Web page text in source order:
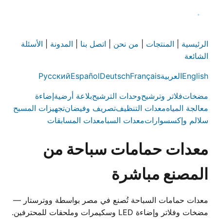
الرئيسية المنتجات من نحن اتصل بنا المدونة
الأسئلة
الشائعة
EnglishالعربيةFrançais
Deutsch
Español
Русский
مضخاتفلاتر وترشيحوحدات الترشيحبلاعة أرضيةإضاءة
معالجة المياهمعدات التنظيفتصريف وفيضانتجهيزات المسبح
سلالم وإكسسواراتمعدات السبامعدات المسابقات
معدات حمامات سباحة من
المصنع مباشرة
معدات حمامات السباحة تُصنع في مصر بواسطة ووترستار —
مضخات وفلاتر وإضاءة LED وسكيمرات وملحقات للمحترفين.